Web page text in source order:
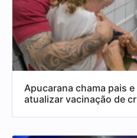
Apucarana chama pais
atualizar vacinação de